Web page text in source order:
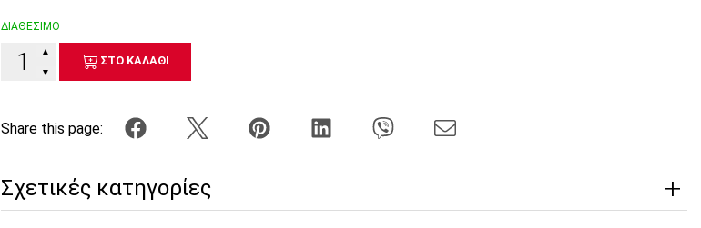
ΔΙΑΘΕΣΙΜΟ
▼
▲
ΣΤΟ ΚΑΛΑΘΙ
Share this page:
Σχετικές κατηγορίες